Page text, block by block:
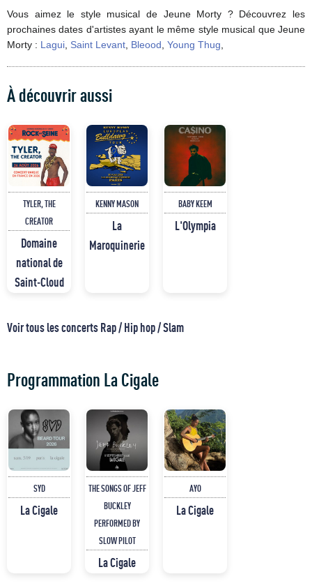
Vous aimez le style musical de Jeune Morty ? Découvrez les
prochaines dates d'artistes ayant le même style musical que Jeune
Morty : Lagui Saint Levant Bleood Young Thug
À découvrir aussi
TYLER, THE
CREATOR
Domaine
national de
Saint-Cloud
KENNY MASON
La
Maroquinerie
BABY KEEM
L'Olympia
Voir tous les concerts Rap / Hip hop / Slam
Programmation La Cigale
SYD
La Cigale
THE SONGS OF JEFF
BUCKLEY
PERFORMED BY
SLOW PILOT
La Cigale
AYO
La Cigale